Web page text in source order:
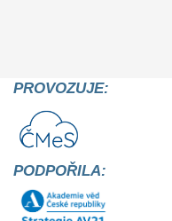
PROVOZUJE:
PODPOŘILA: